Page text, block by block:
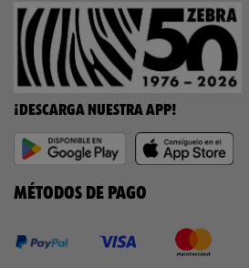
¡DESCARGA NUESTRA APP!
MÉTODOS DE PAGO